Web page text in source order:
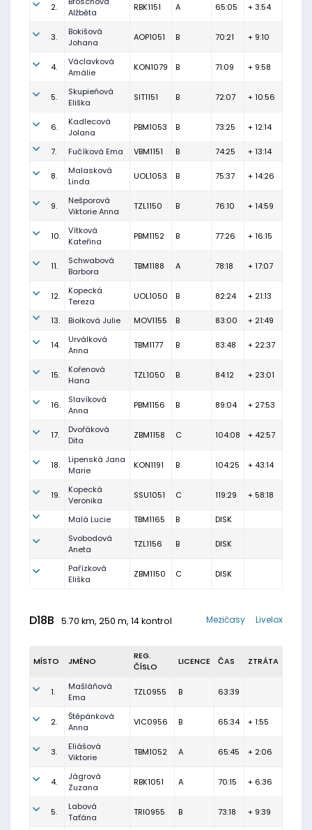
2.
Alžběta
RBK1151 A 65:05 + 3:54
3.
Bokišová
Johana
AOP1051 B 70:21 + 9:10
4.
Václavková
Amálie
KON1079 B 71:09 + 9:58
5.
Skupieńová
Eliška
SIT1151 B 72:07 + 10:56
6.
Kadlecová
Jolana
PBM1053 B 73:25 + 12:14
7. Fučíková Ema VBM1151 B 74:25 + 13:14
8.
Malasková
Linda
UOL1053 B 75:37 + 14:26
9.
Nešporová
Viktorie Anna
TZL1150 B 76:10 + 14:59
10.
Vítková
Kateřina
PBM1152 B 77:26 + 16:15
11.
Schwabová
Barbora
TBM1188 A 78:18 + 17:07
12.
Kopecká
Tereza
UOL1050 B 82:24 + 21:13
13. Biolková Julie MOV1155 B 83:00 + 21:49
14.
Urválková
Anna
TBM1177 B 83:48 + 22:37
15.
Kořenová
Hana
TZL1050 B 84:12 + 23:01
16.
Slavíková
Anna
PBM1156 B 89:04 + 27:53
17.
Dvořáková
Dita
ZBM1158 C 104:08 + 42:57
18.
Lipenská Jana
Marie
KON1191 B 104:25 + 43:14
19.
Kopecká
Veronika
SSU1051 C 119:29 + 58:18
Malá Lucie TBM1165 B
DISK
Svobodová
Aneta
TZL1156 B DISK
Pařízková
Eliška
ZBM1150 C DISK
D18B 5.70 km, 250 m, 14 kontrol Livelox
Mezičasy
MÍSTO JMÉNO
REG.
ČÍSLO
LICENCE ČAS ZTRÁTA
1.
Mašláňová
Ema
TZL0955 B 63:39
2.
Štěpánková
Anna
VIC0956 B 65:34 + 1:55
3.
Eliášová
Viktorie
TBM1052 A 65:45 + 2:06
4.
Jágrová
Zuzana
RBK1051 A 70:15 + 6:36
5.
Labová
Taťána
TRI0955 B 73:18 + 9:39